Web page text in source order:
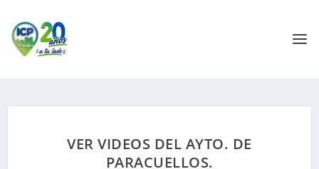
VER VIDEOS DEL AYTO. DE
PARACUELLOS.